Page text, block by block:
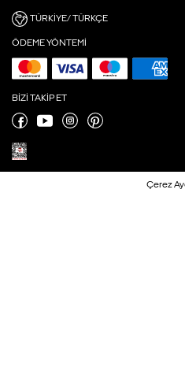
TÜRKIYE/ TÜRKÇE
ÖDEME YÖNTEMI
BIZI TAKIP ET
Çerez